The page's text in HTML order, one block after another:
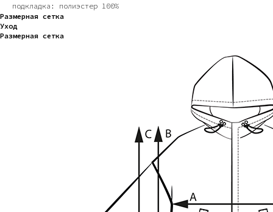
подкладка: полиэстер 100%
Размерная сетка
Уход
Размерная сетка